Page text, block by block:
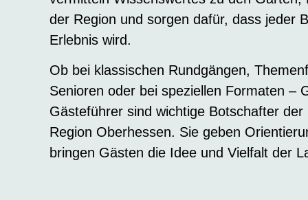
der Region und sorgen dafür, dass jeder
Erlebnis wird.
Ob bei klassischen Rundgängen,
Senioren oder bei speziellen Formaten –
Gästeführer sind wichtige Botschafter
Region Oberhessen. Sie geben
bringen Gästen die Idee und Vielfalt der